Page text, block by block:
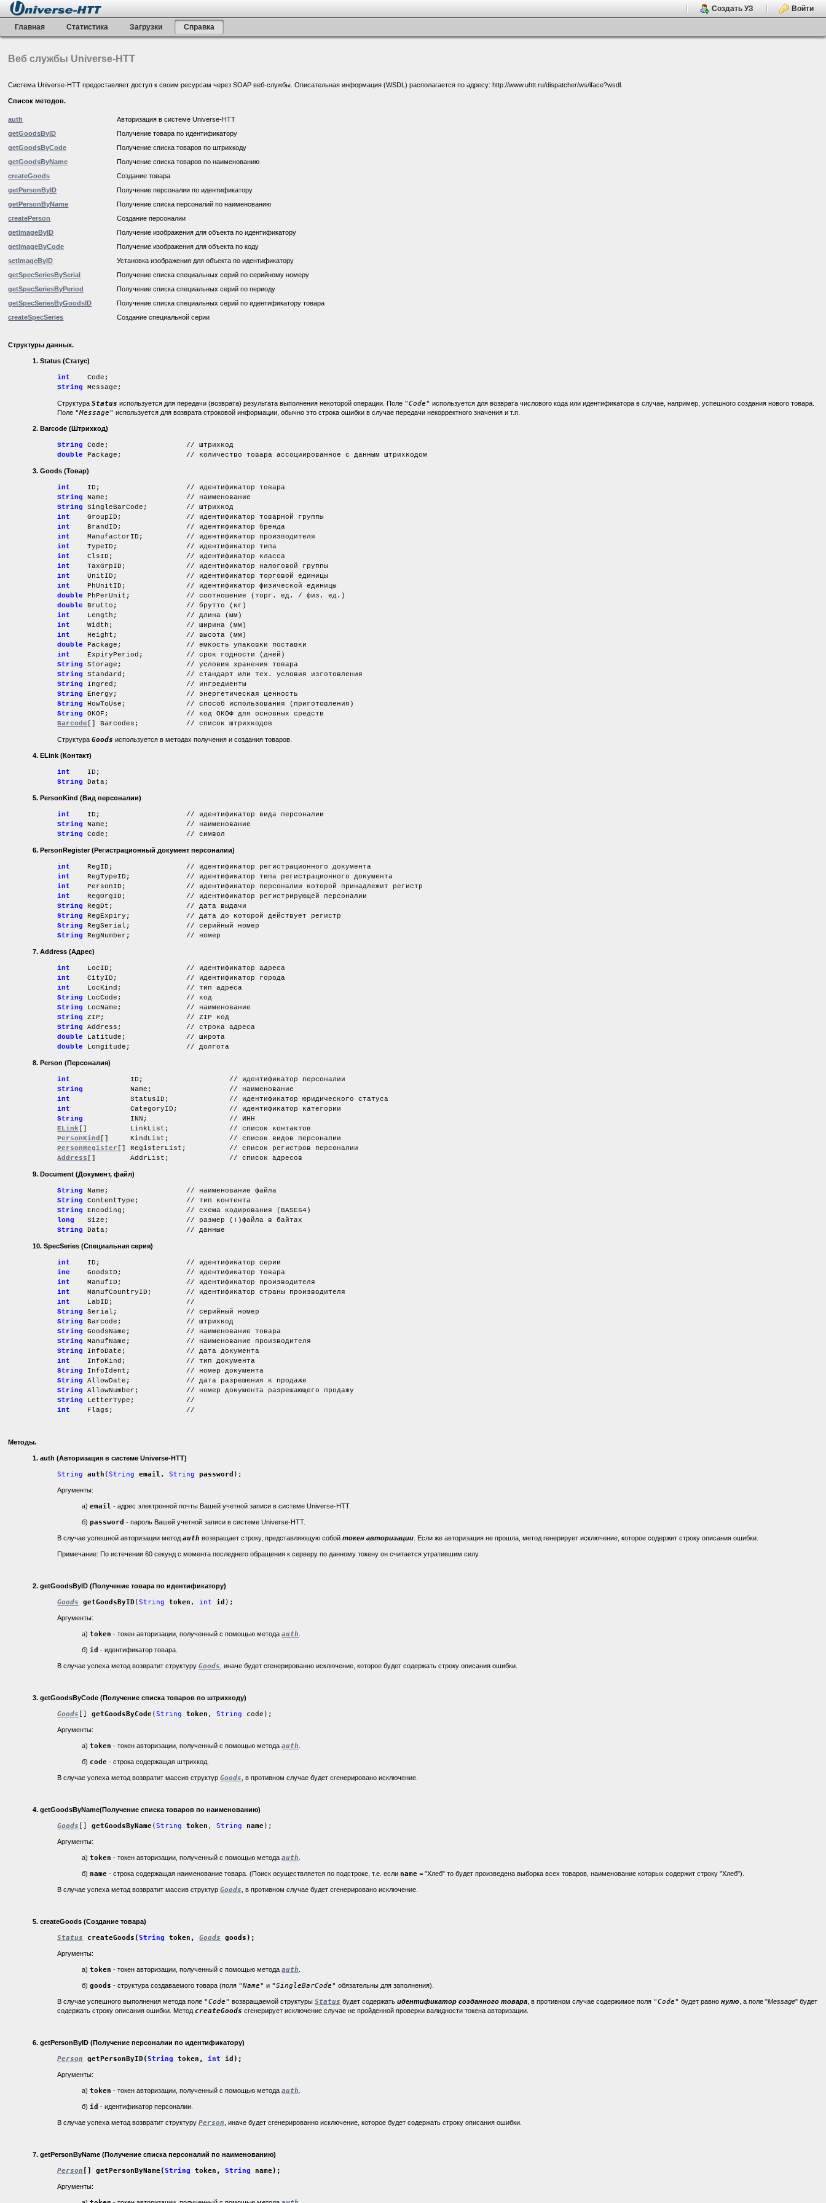
Создать УЗ Войти
Главная Статистика Загрузки Справка
Веб службы Universe-HTT
Система Universe-HTT предоставляет доступ к своим ресурсам через SOAP веб-службы. Описательная информация (WSDL) располагается по адресу: http://www.uhtt.ru/dispatcher/ws/iface?wsdl.
Список методов.
auth
Авторизация в системе Universe-HTT
getGoodsByID
Получение товара по идентификатору
getGoodsByCode
Получение списка товаров по штрихкоду
getGoodsByName
Получение списка товаров по наименованию
createGoods
Создание товара
getPersonByID
Получение персоналии по идентификатору
getPersonByName
Получение списка персоналий по наименованию
createPerson
Создание персоналии
getImageByID
Получение изображения для объекта по идентификатору
getImageByCode
Получение изображения для объекта по коду
setImageByID
Установка изображения для объекта по идентификатору
getSpecSeriesBySerial
Получение списка специальных серий по серийному номеру
getSpecSeriesByPeriod
Получение списка специальных серий по периоду
getSpecSeriesByGoodsID
Получение списка специальных серий по идентификатору товара
createSpecSeries
Создание специальной серии
Структуры данных.
1.Status (Статус)
int
Code;
String
Message;
СтруктураStatus используется для передачи (возврата) результата выполнения некоторой операции. Поле "Code" используется для возврата числового кода или идентификатора в случае, например, успешного создания нового товара.
Поле "Message" используется для возврата строковой информации, обычно это строка ошибки в случае передачи некорректного значения и т.п.
2. Barcode (Штрихкод)
String
Code; // штрихкод
double
Package; // количество товара ассоциированное с данным штрихкодом
3.Goods (Товар)
int
ID; // идентификатор товара
String
Name; // наименование
String
SingleBarCode; // штрихкод
int
GroupID; // идентификатор товарной группы
int
BrandID; // идентификатор бренда
int
ManufactorID; // идентификатор производителя
int
TypeID; // идентификатор типа
int
ClsID; // идентификатор класса
int
TaxGrpID; // идентификатор налоговой группы
int
UnitID; // идентификатор торговой единицы
int
PhUnitID; // идентификатор физической единицы
double
PhPerUnit; // соотношение (торг. ед. / физ. ед.)
double
Brutto; // брутто (кг)
int
Length; // длина (мм)
int
Width; // ширина (мм)
int
Height; // высота (мм)
double
Package; // емкость упаковки поставки
int
ExpiryPeriod; // срок годности (дней)
String
Storage; // условия хранения товара
String
Standard; // стандарт или тех. условия изготовления
String
Ingred; // ингредиенты
String
Energy; // энергетическая ценность
String
HowToUse; // способ использования (приготовления)
String
OKOF; // код ОКОФ для основных средств
Barcode [] Barcodes; // список штрихкодов
СтруктураGoods используется в методах получения и создания товаров.
4. ELink(Контакт)
int
ID;
String
Data;
5. PersonKind(Вид персоналии)
int
ID; // идентификатор вида персоналии
String
Name; // наименование
String
Code; // символ
6. PersonRegister(Регистрационный документ персоналии)
int
RegID; // идентификатор регистрационного документа
int
RegTypeID; // идентификатор типа регистрационного документа
int
PersonID; // идентификатор персоналии которой принадлежит регистр
int
RegOrgID; // идентификатор регистрирующей персоналии
String
RegDt; // дата выдачи
String
RegExpiry; // дата до которой действует регистр
String
RegSerial; // серийный номер
String
RegNumber; // номер
7. Address(Адрес)
int
LocID; // идентификатор адреса
int
CityID; // идентификатор города
int
LocKind; // тип адреса
String
LocCode; // код
String
LocName; // наименование
String
ZIP; // ZIP код
String
Address; // строка адреса
double
Latitude; // широта
double
Longitude; // долгота
8. Person (Персоналия)
int
ID; // идентификатор персоналии
String
Name; // наименование
int
StatusID; // идентификатор юридического статуса
int
CategoryID; // идентификатор категории
String
INN; // ИНН
ELink []
LinkList; // список контактов
PersonKind []
KindList; // список видов персоналии
PersonRegister [] RegisterList; // список регистров персоналии
Address [] AddrList; // список адресов
9. Document(Документ, файл)
StringName; // наименование файла
String
ContentType; // тип контента
String
Encoding; // схема кодирования (BASE64)
long
Size; // размер (!)файла в байтах
String
Data; // данные
10. SpecSeries(Специальная серия)
int
ID; // идентификатор серии
inе
GoodsID; // идентификатор товара
int
ManufID; // идентификатор производителя
int
ManufCountryID; // идентификатор страны производителя
int
LabID; //
String
Serial; // серийный номер
String
Barcode; // штрихкод
String
GoodsName; // наименование товара
String
ManufName; // наименование производителя
String
InfoDate; // дата документа
int
InfoKind; // тип документа
String
InfoIdent; // номер документа
String
AllowDate; // дата разрешения к продаже
String
AllowNumber; // номер документа разрешающего продажу
String
LetterType; //
int
Flags; //
Методы.
1. auth (Авторизация в системе Universe-HTT)
String auth (String email ,String password );
Аргументы:
а)email - адрес электронной почты Вашей учетной записи в системе Universe-HTT.
б)password - пароль Вашей учетной записи в системе Universe-HTT.
В случае успешной авторизации методauth возвращает строку, представляющую собойтокен авторизации . Если же авторизация не прошла, метод генерирует исключение, которое содержит строку описания ошибки.
Примечание: По истечении 60 секунд с момента последнего обращения к серверу по данному токену он считается утратившим силу.
2.getGoodsByID (Получение товара по идентификатору)
Goods getGoodsByID(String token , int id );
Аргументы:
а)token - токен авторизации, полученный с помощью методаauth
б) id - идентификатор товара.
В случае успеха метод возвратит структуруGoods , иначе будет cгенерированно исключение, которое будет содержать строку описания ошибки.
3.getGoodsByCode (Получение списка товаров по штрихкоду)
Goods []getGoodsByCode(String token ,String code);
Аргументы:
а)token - токен авторизации, полученный с помощью методаauth
б) code - строка содержащая штрихкод.
В случае успеха метод возвратит массив структурGoods , в противном случае будет сгенерировано исключение.
4.getGoodsByName(Получение списка товаров по наименованию)
Goods []getGoodsByName(String token ,String name);
Аргументы:
а)token - токен авторизации, полученный с помощью методаauth
б) name - строка содержащая наименование товара. (Поиск осуществляется по подстроке, т.е. если name = "Хлеб" то будет произведена выборка всех товаров, наименование которых содержит строку "Хлеб").
В случае успеха метод возвратит массив структурGoods , в противном случае будет сгенерировано исключение.
5.createGoods (Создание товара)
Status createGoods(String token,Goods goods);
Аргументы:
а)token - токен авторизации, полученный с помощью методаauth
б)goods - структура создаваемого товара (поля "Name" и "SingleBarCode" обязательны для заполнения).
В случае успешного выполнения метода поле "Code" возвращаемой структурыStatus будет содержатьидентификатор созданного товара , в противном случае содержимое поля "Code" будет равнонулю , а поле "Message" будет
содержать строку описания ошибки. МетодcreateGoods сгенерирует исключение случае не пройденной проверки валидности токена авторизации.
6.getPersonByID (Получение персоналии по идентификатору)
Person getPersonByID(String token,int id);
Аргументы:
а)token - токен авторизации, полученный с помощью методаauth
б) id - идентификатор персоналии.
В случае успеха метод возвратит структуруPerson , иначе будет cгенерированно исключение, которое будет содержать строку описания ошибки.
7.getPersonByName (Получение списка персоналий по наименованию)
Person [] getPersonByName(String token,String name);
Аргументы: